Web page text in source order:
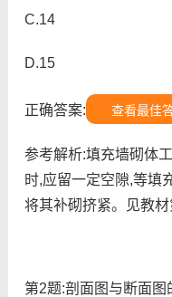
C.14
D.15
正确答案: 查看最佳
参考解析:填充墙砌体
时,应留一定空隙,等填
将其补砌挤紧。见教材
第2题:剖面图与断面图